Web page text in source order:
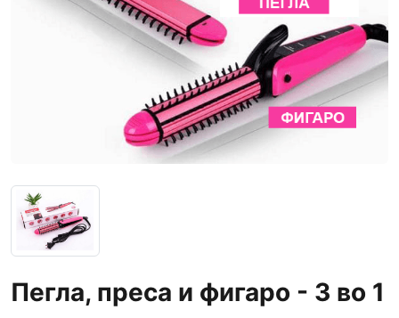
Пегла, преса и фигаро - 3 во 1